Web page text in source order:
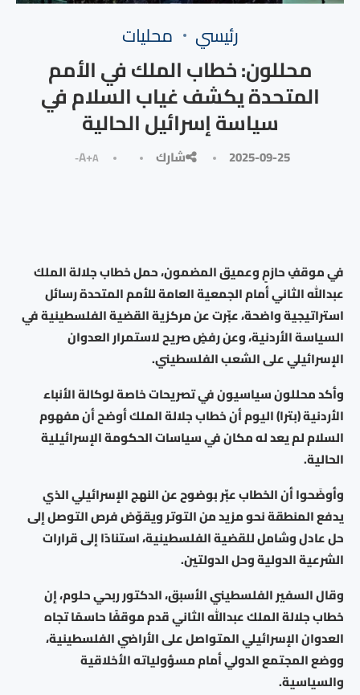
رئيسي محليات
محللون: خطاب الملك في الأمم
المتحدة يكشف غياب السلام في
سياسة إسرائيل الحالية
2025-09-25 شارك A+A-
في موقفٍ حازمٍ وعميق المضمون، حمل خطاب جلالة الملك
عبدالله الثاني أمام الجمعية العامة للأمم المتحدة رسائل
استراتيجية واضحة، عبّرت عن مركزية القضية الفلسطينية في
السياسة الأردنية، وعن رفضٍ صريح لاستمرار العدوان
الإسرائيلي على الشعب الفلسطيني.
وأكد محللون سياسيون في تصريحات خاصة لوكالة الأنباء
الأردنية (بترا) اليوم أن خطاب جلالة الملك أوضح أن مفهوم
السلام لم يعد له مكان في سياسات الحكومة الإسرائيلية
الحالية.
وأوضَحوا أن الخطاب عبّر بوضوح عن النهج الإسرائيلي الذي
يدفع المنطقة نحو مزيد من التوتر ويقوّض فرص التوصل إلى
حل عادل وشامل للقضية الفلسطينية، استنادًا إلى قرارات
الشرعية الدولية وحل الدولتين.
وقال السفير الفلسطيني الأسبق، الدكتور ربحي حلوم، إن
خطاب جلالة الملك عبدالله الثاني قدم موقفًا حاسمًا تجاه
العدوان الإسرائيلي المتواصل على الأراضي الفلسطينية،
ووضع المجتمع الدولي أمام مسؤولياته الأخلاقية
والسياسية.